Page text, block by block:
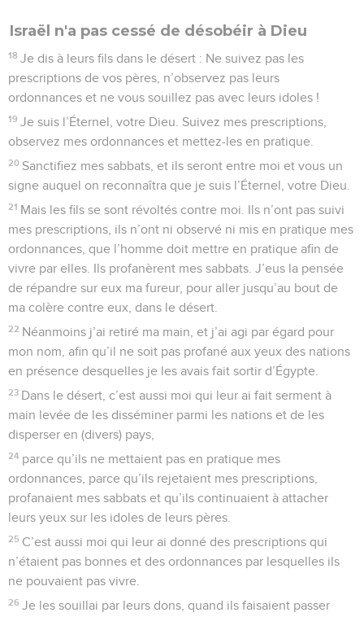
Israël n'a pas cessé de désobéir à Dieu
18 Je dis à leurs fils dans le désert : Ne suivez pas les
prescriptions de vos pères, n’observez pas leurs
ordonnances et ne vous souillez pas avec leurs idoles !
19 Je suis l’Éternel, votre Dieu. Suivez mes prescriptions,
observez mes ordonnances et mettez-les en pratique.
20 Sanctifiez mes sabbats, et ils seront entre moi et vous un
signe auquel on reconnaîtra que je suis l’Éternel, votre Dieu.
21 Mais les fils se sont révoltés contre moi. Ils n’ont pas suivi
mes prescriptions, ils n’ont ni observé ni mis en pratique mes
ordonnances, que l’homme doit mettre en pratique afin de
vivre par elles. Ils profanèrent mes sabbats. J’eus la pensée
de répandre sur eux ma fureur, pour aller jusqu’au bout de
ma colère contre eux, dans le désert.
22 Néanmoins j’ai retiré ma main, et j’ai agi par égard pour
mon nom, afin qu’il ne soit pas profané aux yeux des nations
en présence desquelles je les avais fait sortir d’Égypte.
23 Dans le désert, c’est aussi moi qui leur ai fait serment à
main levée de les disséminer parmi les nations et de les
disperser en (divers) pays,
24 parce qu’ils ne mettaient pas en pratique mes
ordonnances, parce qu’ils rejetaient mes prescriptions,
profanaient mes sabbats et qu’ils continuaient à attacher
leurs yeux sur les idoles de leurs pères.
25 C’est aussi moi qui leur ai donné des prescriptions qui
n’étaient pas bonnes et des ordonnances par lesquelles ils
ne pouvaient pas vivre.
26 Je les souillai par leurs dons, quand ils faisaient passer